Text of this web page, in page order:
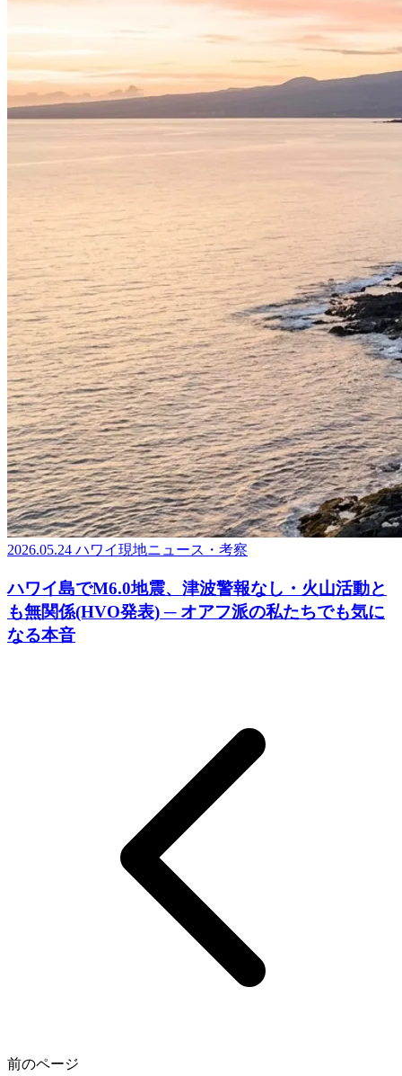
2026.05.24 ハワイ現地ニュース・考察
ハワイ島でM6.0地震、津波警報なし・火山活動と
も無関係(HVO発表) ─ オアフ派の私たちでも気に
なる本音
前のページ